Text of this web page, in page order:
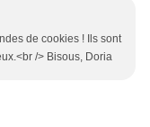
de cookies ! Ils sont
/> Bisous, Doria